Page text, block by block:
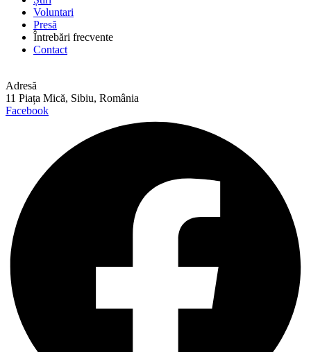
Voluntari
Presă
Întrebări frecvente
Contact
Adresă
11 Piața Mică, Sibiu, România
Facebook